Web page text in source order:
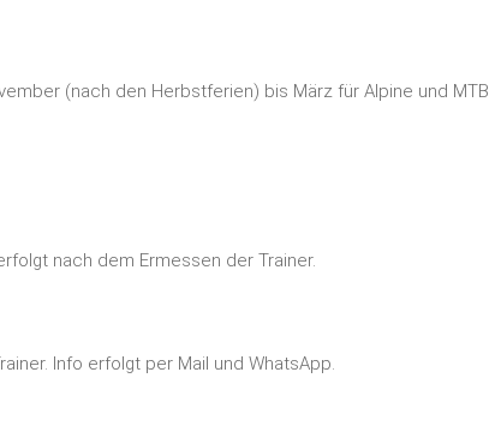
(nach den Herbstferien) bis März für Alpine und MTB
nach dem Ermessen der Trainer.
Info erfolgt per Mail und WhatsApp.